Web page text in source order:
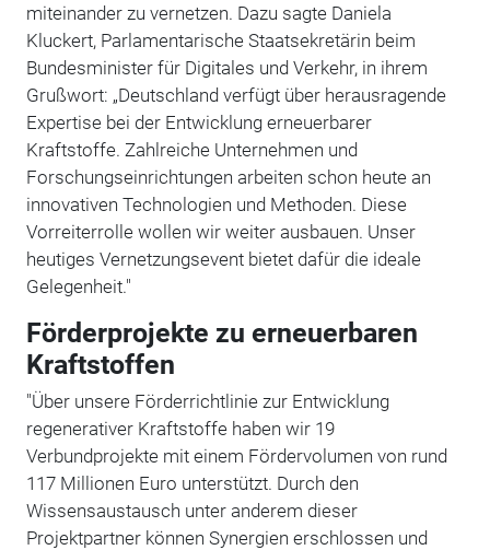
miteinander zu vernetzen. Dazu sagte Daniela
Kluckert, Parlamentarische Staatsekretärin beim
Bundesminister für Digitales und Verkehr, in ihrem
Grußwort: „Deutschland verfügt über herausragende
Expertise bei der Entwicklung erneuerbarer
Kraftstoffe. Zahlreiche Unternehmen und
Forschungseinrichtungen arbeiten schon heute an
innovativen Technologien und Methoden. Diese
Vorreiterrolle wollen wir weiter ausbauen. Unser
heutiges Vernetzungsevent bietet dafür die ideale
Gelegenheit."
Förderprojekte zu erneuerbaren
Kraftstoffen
"Über unsere Förderrichtlinie zur Entwicklung
regenerativer Kraftstoffe haben wir 19
Verbundprojekte mit einem Fördervolumen von rund
117 Millionen Euro unterstützt. Durch den
Wissensaustausch unter anderem dieser
Projektpartner können Synergien erschlossen und